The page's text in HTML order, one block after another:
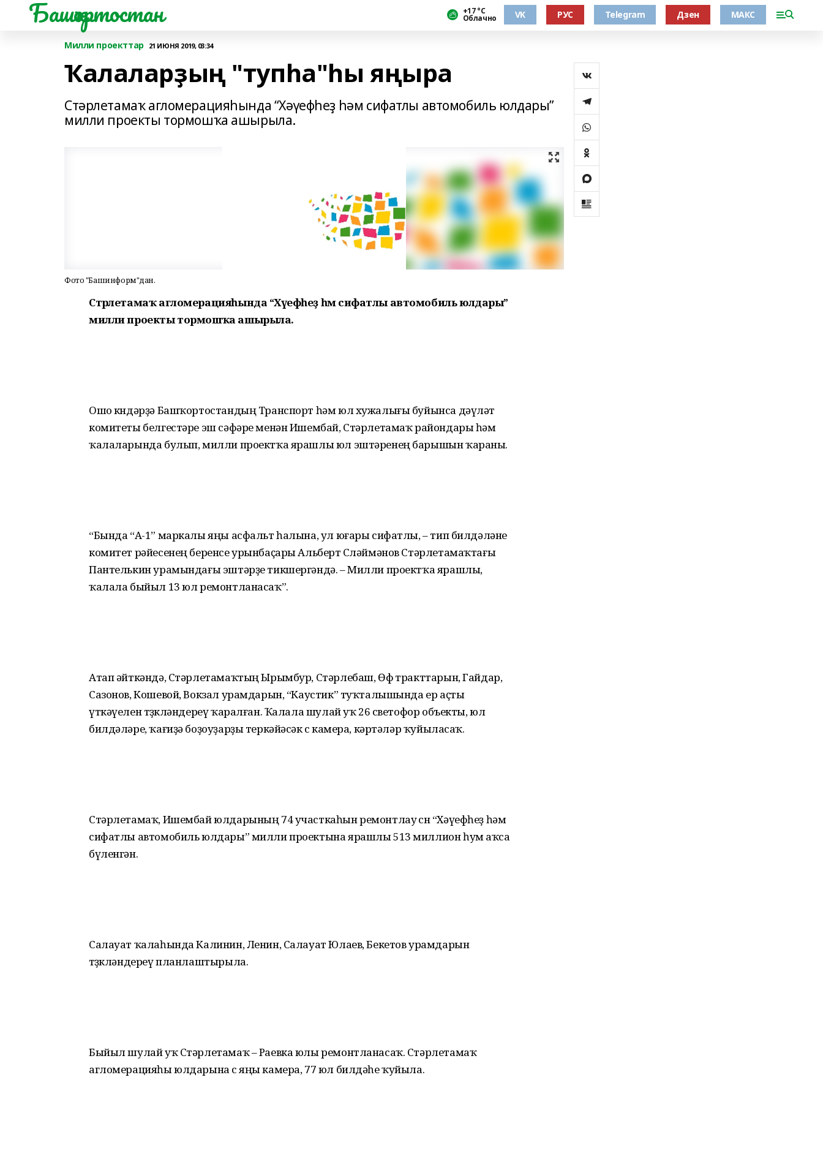
Башҡортостан +17 °С
Облачно VK РУС Telegram Дзен МАКС
Милли проекттар 21 ИЮНЯ 2019, 03:34
Ҡалаларҙың "тупһа"һы яңыра
Стәрлетамаҡ агломерацияһында “Хәүефһеҙ һәм сифатлы автомобиль юлдары”
милли проекты тормошҡа ашырыла.
Фото "Башинформ"дан.
Стәрлетамаҡ агломерацияһында “Хәүефһеҙ һәм сифатлы автомобиль юлдары”
милли проекты тормошҡа ашырыла.
Ошо көндәрҙә Башҡортостандың Транспорт һәм юл хужалығы буйынса дәүләт
комитеты белгестәре эш сәфәре менән Ишембай, Стәрлетамаҡ райондары һәм
ҡалаларында булып, милли проектҡа ярашлы юл эштәренең барышын ҡараны.
“Бында “А-1” маркалы яңы асфальт һалына, ул юғары сифатлы, – тип билдәләне
комитет рәйесенең беренсе урынбаҫары Альберт Сөләймәнов Стәрлетамаҡтағы
Пантелькин урамындағы эштәрҙе тикшергәндә. – Милли проектҡа ярашлы,
ҡалала быйыл 13 юл ремонтланасаҡ”.
Атап әйткәндә, Стәрлетамаҡтың Ырымбур, Стәрлебаш, Өфө тракттарын, Гайдар,
Сазонов, Кошевой, Вокзал урамдарын, “Каустик” туҡталышында ер аҫты
үткәүелен төҙөкләндереү ҡаралған. Ҡалала шулай уҡ 26 светофор объекты, юл
билдәләре, ҡағиҙә боҙоуҙарҙы теркәйәсәк өс камера, кәртәләр ҡуйыласаҡ.
Стәрлетамаҡ, Ишембай юлдарының 74 участкаһын ремонтлау өсөн “Хәүефһеҙ һәм
сифатлы автомобиль юлдары” милли проектына ярашлы 513 миллион һум аҡса
бүленгән.
Салауат ҡалаһында Калинин, Ленин, Салауат Юлаев, Бекетов урамдарын
төҙөкләндереү планлаштырыла.
Быйыл шулай уҡ Стәрлетамаҡ – Раевка юлы ремонтланасаҡ. Стәрлетамаҡ
агломерацияһы юлдарына өс яңы камера, 77 юл билдәһе ҡуйыла.